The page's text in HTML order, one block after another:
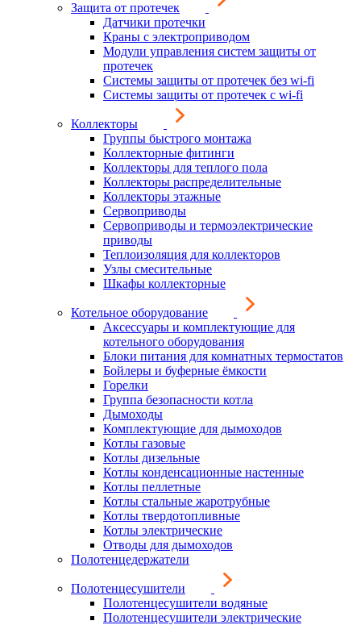
Защита от протечек
Датчики протечки
Краны с электроприводом
Модули управления систем защиты от
протечек
Системы защиты от протечек без wi-fi
Системы защиты от протечек с wi-fi
Коллекторы
Группы быстрого монтажа
Коллекторные фитинги
Коллекторы для теплого пола
Коллекторы распределительные
Коллекторы этажные
Сервоприводы
Сервоприводы и термоэлектрические
приводы
Теплоизоляция для коллекторов
Узлы смесительные
Шкафы коллекторные
Котельное оборудование
Аксессуары и комплектующие для
котельного оборудования
Блоки питания для комнатных термостатов
Бойлеры и буферные ёмкости
Горелки
Группа безопасности котла
Дымоходы
Комплектующие для дымоходов
Котлы газовые
Котлы дизельные
Котлы конденсационные настенные
Котлы пеллетные
Котлы стальные жаротрубные
Котлы твердотопливные
Котлы электрические
Отводы для дымоходов
Полотенцедержатели
Полотенцесушители
Полотенцесушители водяные
Полотенцесушители электрические